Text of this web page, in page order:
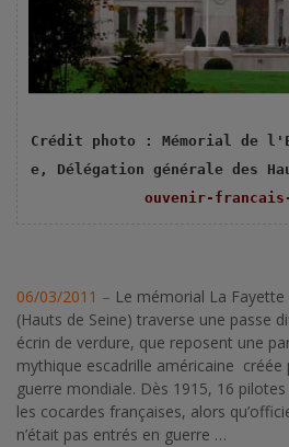
Crédit photo : Mémorial de
e,
Délégation générale des
ouvenir-
06/03/2011 – Le mémorial La
(Hauts de Seine) traverse une passe
écrin de verdure, que reposent une
mythique escadrille américaine créée
guerre mondiale. Dès 1915, 16
les cocardes françaises, alors
n’était pas entrés en guerre …